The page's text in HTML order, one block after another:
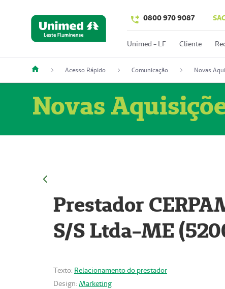
0800 970 9087 SAC
Unimed - LF Cliente
Acesso Rápido Comunicação Novas
Novas
Prestador
S/S Ltda-ME
Texto: Relacionamento do prestador
Design: Marketing